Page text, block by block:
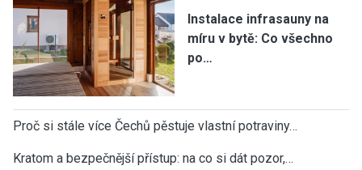
Instalace infrasauny na
míru v bytě: Co všechno
po…
Proč si stále více Čechů pěstuje vlastní potraviny…
Kratom a bezpečnější přístup: na co si dát pozor,…